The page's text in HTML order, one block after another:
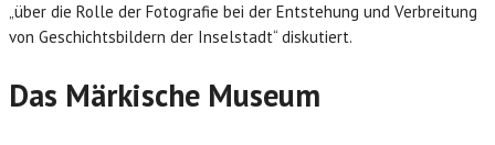
„über die Rolle der Fotografie bei der Entstehung und Verbreitung
von Geschichtsbildern der Inselstadt“ diskutiert.
Das Märkische Museum